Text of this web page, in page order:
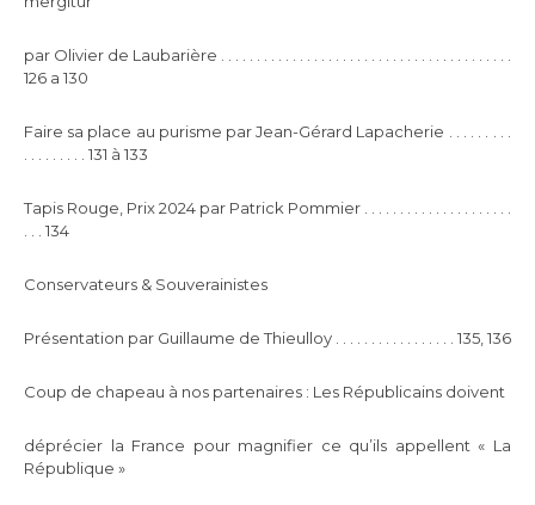
par Olivier de Laubarière . . . . . . . . . . . . . . . . . . . . . . . . . . . . . . . . . . . . . . . . .
126 a 130
Faire sa place au purisme par Jean-Gérard Lapacherie . . . . . . . . .
. . . . . . . . . 131 à 133
Tapis Rouge, Prix 2024 par Patrick Pommier . . . . . . . . . . . . . . . . . . . . .
. . . 134
Conservateurs & Souverainistes
Présentation par Guillaume de Thieulloy . . . . . . . . . . . . . . . . . 135, 136
Coup de chapeau à nos partenaires : Les Républicains doivent
déprécier la France pour magnifier ce qu’ils appellent « La
République »